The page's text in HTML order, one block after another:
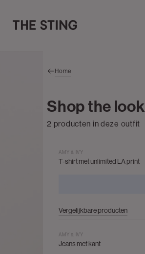
Home
Shop the look
2 producten in deze outfit
AMY & IVY
T-shirt met unlimited LA print
Vergelijkbare producten
AMY & IVY
Jeans met kant